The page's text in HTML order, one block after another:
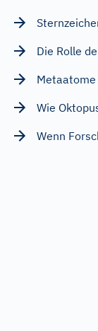
Die Rolle
Wie
Wenn